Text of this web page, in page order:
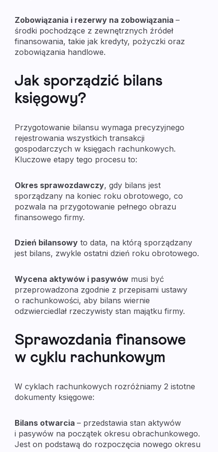
Zobowiązania i rezerwy na zobowiązania –
środki pochodzące z zewnętrznych źródeł
finansowania, takie jak kredyty, pożyczki oraz
zobowiązania handlowe.
Jak sporządzić bilans
księgowy?
Przygotowanie bilansu wymaga precyzyjnego
rejestrowania wszystkich transakcji
gospodarczych w księgach rachunkowych.
Kluczowe etapy tego procesu to:
Okres sprawozdawczy, gdy bilans jest
sporządzany na koniec roku obrotowego, co
pozwala na przygotowanie pełnego obrazu
finansowego firmy.
Dzień bilansowyto data, na którą sporządzany
jest bilans, zwykle ostatni dzień roku obrotowego.
Wycena aktywów i pasywówmusi być
przeprowadzona zgodnie z przepisami ustawy
o rachunkowości, aby bilans wiernie
odzwierciedlał rzeczywisty stan majątku firmy.
Sprawozdania finansowe
w cyklu rachunkowym
W cyklach rachunkowych rozróżniamy 2 istotne
dokumenty księgowe:
Bilans otwarcia – przedstawia stan aktywów
i pasywów na początek okresu obrachunkowego.
Jest on podstawą do rozpoczęcia nowego okresu